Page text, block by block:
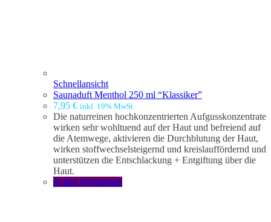
Schnellansicht
Saunaduft Menthol 250 ml “Klassiker”
7,95 € inkl. 19% MwSt.
Die naturreinen hochkonzentrierten Aufgusskonzentrate
wirken sehr wohltuend auf der Haut und befreiend auf
die Atemwege, aktivieren die Durchblutung der Haut,
wirken stoffwechselsteigernd und kreislauffördernd und
unterstützen die Entschlackung + Entgiftung über die
Haut.
In den Warenkorb